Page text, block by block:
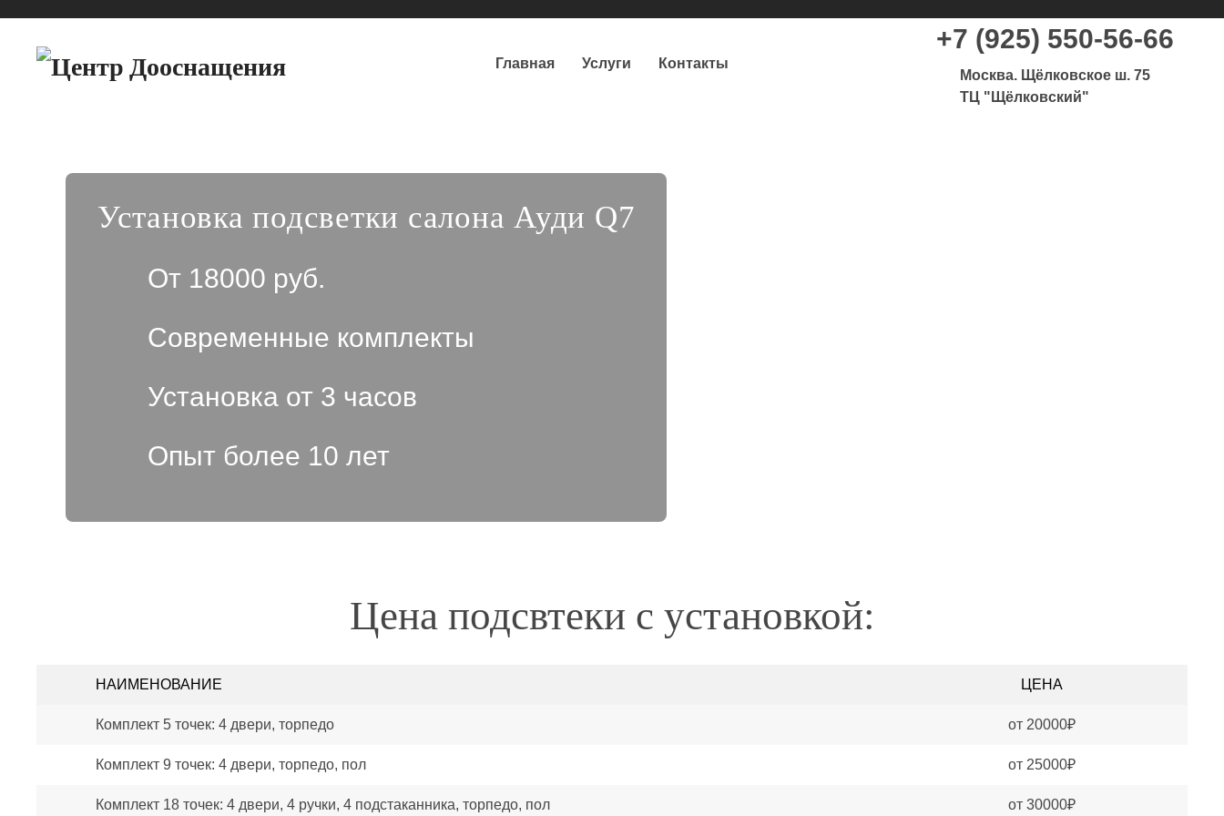
Главная Услуги Контакты
+7 (925) 550-56-66
Москва. Щёлковское ш. 75
ТЦ "Щёлковский"
Установка подсветки салона Ауди Q7
От 18000 руб.
Современные комплекты
Установка от 3 часов
Опыт более 10 лет
Цена подсвтеки с установкой:
НАИМЕНОВАНИЕ ЦЕНА
Комплект 5 точек: 4 двери, торпедо от 20000₽
Комплект 9 точек: 4 двери, торпедо, пол от 25000₽
Комплект 18 точек: 4 двери, 4 ручки, 4 подстаканника, торпедо, пол от 30000₽